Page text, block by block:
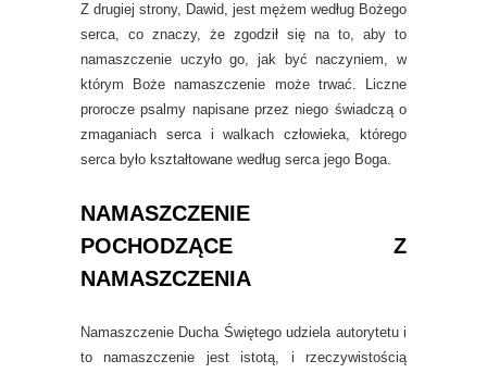
Z drugiej strony, Dawid, jest mężem według Bożego
serca, co znaczy, że zgodził się na to, aby to
namaszczenie uczyło go, jak być naczyniem, w
którym Boże namaszczenie może trwać. Liczne
prorocze psalmy napisane przez niego świadczą o
zmaganiach serca i walkach człowieka, którego
serca było kształtowane według serca jego Boga.
NAMASZCZENIE
POCHODZĄCE Z
NAMASZCZENIA
Namaszczenie Ducha Świętego udziela autorytetu i
to namaszczenie jest istotą, i rzeczywistością